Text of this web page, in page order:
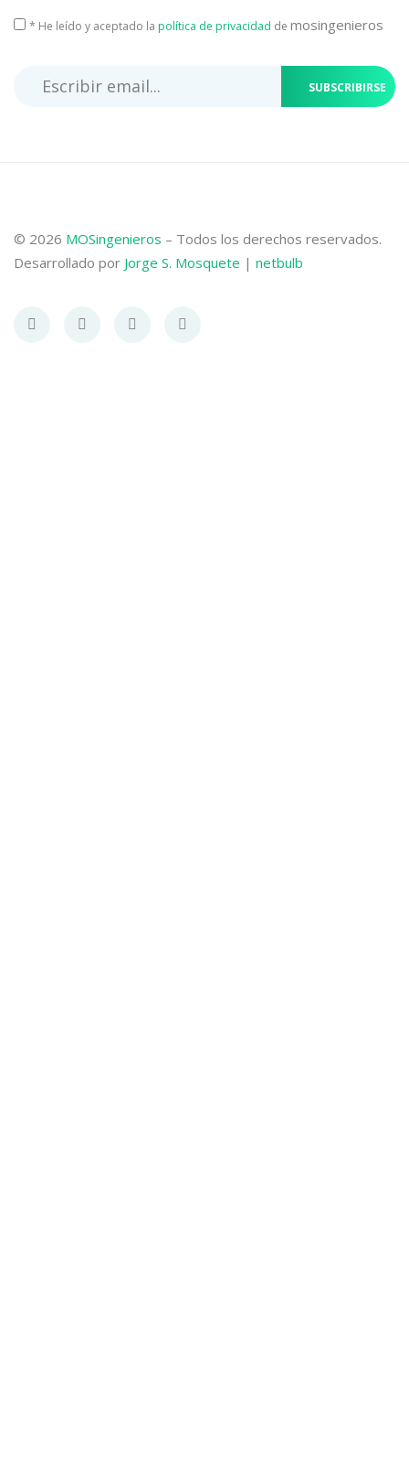
* He leído y aceptado la política de privacidad de mosingenieros
SUBSCRIBIRSE
© 2026 MOSingenieros – Todos los derechos reservados.
Desarrollado por Jorge S. Mosquete | netbulb